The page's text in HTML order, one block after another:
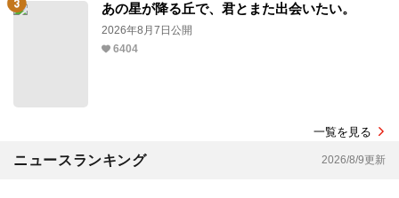
あの星が降る丘で、君とまた出会いたい。
2026年8月7日公開
6404
一覧を見る
ニュースランキング 2026/8/9更新